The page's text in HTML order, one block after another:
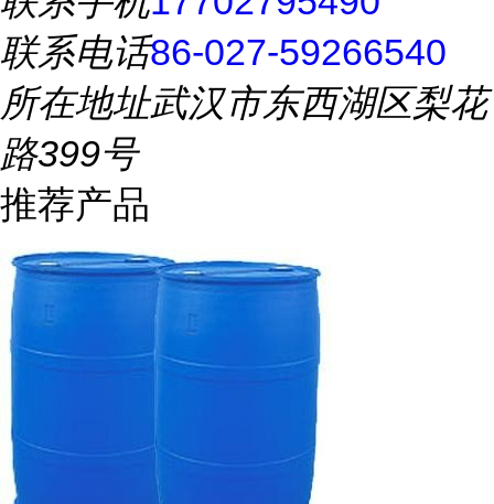
联系电话86-027-59266540
所在地址武汉市东西湖区梨花
路399号
推荐产品